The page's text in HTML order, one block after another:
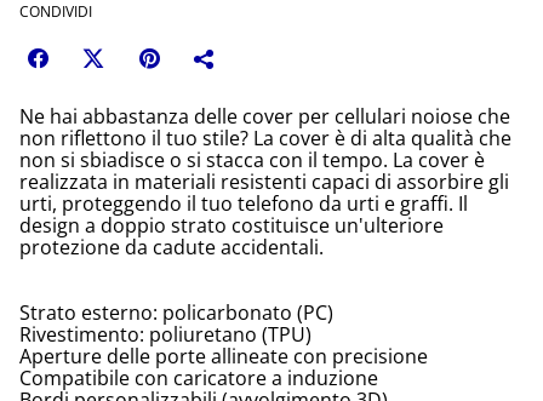
CONDIVIDI
Ne hai abbastanza delle cover per cellulari noiose che
non riflettono il tuo stile? La cover è di alta qualità che
non si sbiadisce o si stacca con il tempo. La cover è
realizzata in materiali resistenti capaci di assorbire gli
urti, proteggendo il tuo telefono da urti e graffi. Il
design a doppio strato costituisce un'ulteriore
protezione da cadute accidentali.
Strato esterno: policarbonato (PC)
Rivestimento: poliuretano (TPU)
Aperture delle porte allineate con precisione
Compatibile con caricatore a induzione